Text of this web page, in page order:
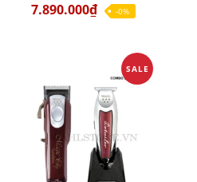
7.890.000₫ -0%
SALE